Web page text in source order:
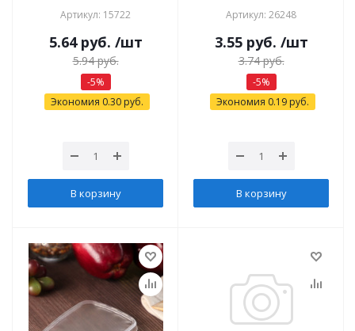
Артикул: 15722
5.64руб. /шт
5.94руб.
-5%
Экономия 0.30руб.
В корзину
Артикул: 26248
3.55руб. /шт
3.74руб.
-5%
Экономия 0.19руб.
В корзину